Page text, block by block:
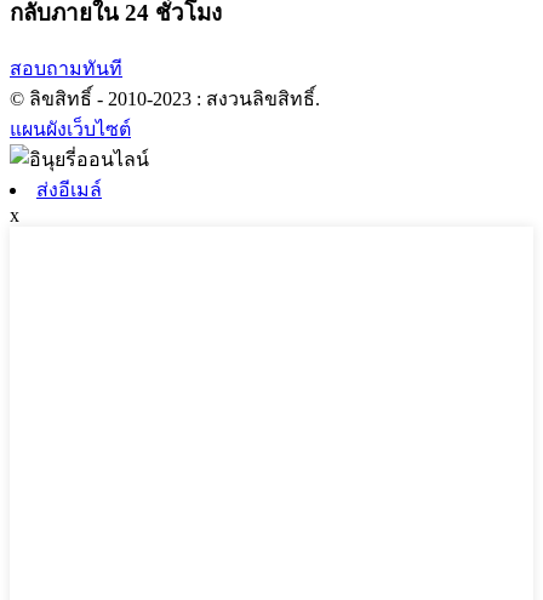
กลับภายใน 24 ชั่วโมง
สอบถามทันที
© ลิขสิทธิ์ - 2010-2023 : สงวนลิขสิทธิ์.
แผนผังเว็บไซต์
ส่งอีเมล์
x